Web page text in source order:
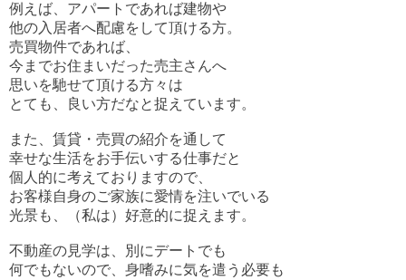
例えば、アパートであれば建物や
他の入居者へ配慮をして頂ける方。
売買物件であれば、
今までお住まいだった売主さんへ
思いを馳せて頂ける方々は
とても、良い方だなと捉えています。
また、賃貸・売買の紹介を通して
幸せな生活をお手伝いする仕事だと
個人的に考えておりますので、
お客様自身のご家族に愛情を注いでいる
光景も、（私は）好意的に捉えます。
不動産の見学は、別にデートでも
何でもないので、身嗜みに気を遣う必要も